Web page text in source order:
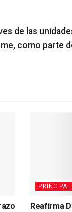
de las
como parte
PRINCIPAL
Reafirma